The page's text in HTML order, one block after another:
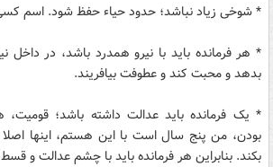
* شوخی زیاد نباشد؛ حدود حیاء حفظ شود. اسم
* هر فرمانده باید با نیرو همدرد باشد، در داخل
بدهد و محبت کند و عطوفت بیافریند.
* یک فرمانده باید عدالت داشته باشد؛
بودن، من پنج سال است با این هستم، اینها
بکند. بنابراین هر فرمانده باید با چشم عدالت و